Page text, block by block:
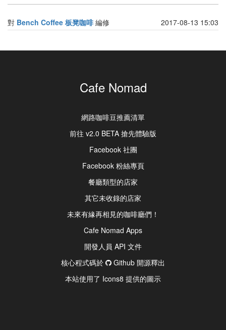
對 Bench Coffee 板凳咖啡編修 2017-08-13 15:03
Cafe Nomad
網路咖啡豆推薦清單
前往 v2.0 BETA 搶先體驗版
Facebook 社團
Facebook 粉絲專頁
餐廳類型的店家
其它未收錄的店家
未來有緣再相見的咖啡廳們！
Cafe Nomad Apps
開發人員 API 文件
核心程式碼於
Github 開源釋出
本站使用了 Icons8 提供的圖示